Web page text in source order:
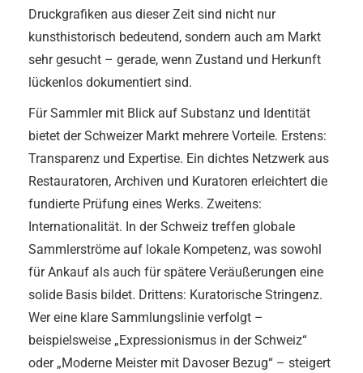
Druckgrafiken aus dieser Zeit sind nicht nur
kunsthistorisch bedeutend, sondern auch am Markt
sehr gesucht – gerade, wenn Zustand und Herkunft
lückenlos dokumentiert sind.
Für Sammler mit Blick auf Substanz und Identität
bietet der Schweizer Markt mehrere Vorteile. Erstens:
Transparenz und Expertise. Ein dichtes Netzwerk aus
Restauratoren, Archiven und Kuratoren erleichtert die
fundierte Prüfung eines Werks. Zweitens:
Internationalität. In der Schweiz treffen globale
Sammlerströme auf lokale Kompetenz, was sowohl
für Ankauf als auch für spätere Veräußerungen eine
solide Basis bildet. Drittens: Kuratorische Stringenz.
Wer eine klare Sammlungslinie verfolgt –
beispielsweise „Expressionismus in der Schweiz“
oder „Moderne Meister mit Davoser Bezug“ – steigert